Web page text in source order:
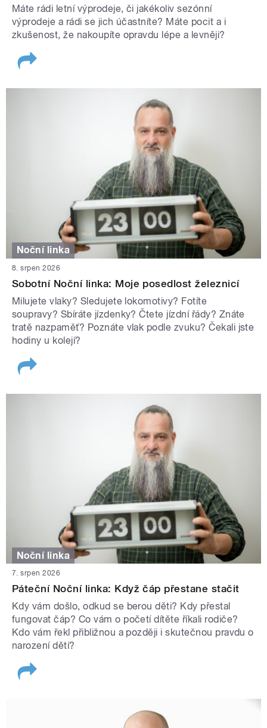
Máte rádi letní výprodeje, či jakékoliv sezónní
výprodeje a rádi se jich účastníte? Máte pocit a i
zkušenost, že nakoupíte opravdu lépe a levněji?
Noční linka
8. srpen 2026
Sobotní Noční linka: Moje posedlost železnicí
Milujete vlaky? Sledujete lokomotivy? Fotíte
soupravy? Sbíráte jízdenky? Čtete jízdní řády? Znáte
tratě nazpaměť? Poznáte vlak podle zvuku? Čekali jste
hodiny u kolejí?
Noční linka
7. srpen 2026
Páteční Noční linka: Když čáp přestane stačit
Kdy vám došlo, odkud se berou děti? Kdy přestal
fungovat čáp? Co vám o početí dítěte říkali rodiče?
Kdo vám řekl přibližnou a později i skutečnou pravdu o
narození dětí?